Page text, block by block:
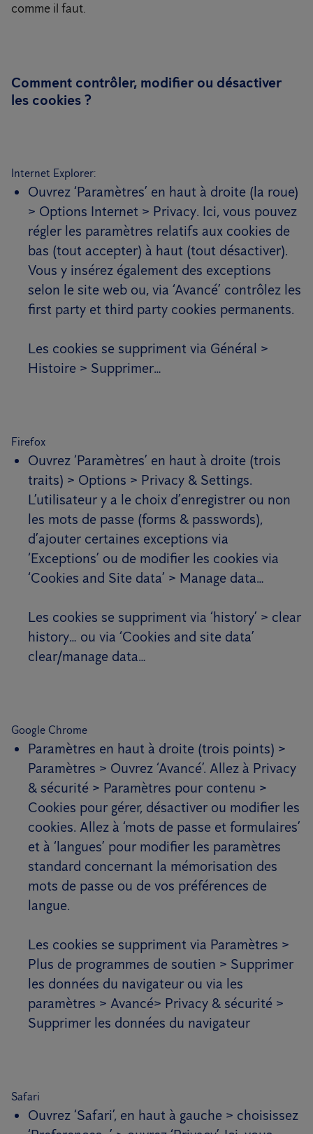
comme il faut.
Comment contrôler, modifier ou désactiver
les cookies ?
Internet Explorer:
Ouvrez ‘Paramètres’ en haut à droite (la roue)
> Options Internet > Privacy. Ici, vous pouvez
régler les paramètres relatifs aux cookies de
bas (tout accepter) à haut (tout désactiver).
Vous y insérez également des exceptions
selon le site web ou, via ‘Avancé’ contrôlez les
first party et third party cookies permanents.
Les cookies se suppriment via Général >
Histoire > Supprimer…
Firefox
Ouvrez ‘Paramètres’ en haut à droite (trois
traits) > Options > Privacy & Settings.
L’utilisateur y a le choix d’enregistrer ou non
les mots de passe (forms & passwords),
d’ajouter certaines exceptions via
‘Exceptions’ ou de modifier les cookies via
‘Cookies and Site data’ > Manage data…
Les cookies se suppriment via ‘history’ > clear
history… ou via ‘Cookies and site data’
clear/manage data…
Google Chrome
Paramètres en haut à droite (trois points) >
Paramètres > Ouvrez ‘Avancé’. Allez à Privacy
& sécurité > Paramètres pour contenu >
Cookies pour gérer, désactiver ou modifier les
cookies. Allez à ‘mots de passe et formulaires’
et à ‘langues’ pour modifier les paramètres
standard concernant la mémorisation des
mots de passe ou de vos préférences de
langue.
Les cookies se suppriment via Paramètres >
Plus de programmes de soutien > Supprimer
les données du navigateur ou via les
paramètres > Avancé> Privacy & sécurité >
Supprimer les données du navigateur
Safari
Ouvrez ‘Safari’, en haut à gauche > choisissez